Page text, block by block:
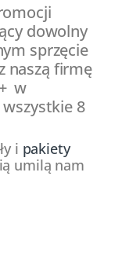
dowolny
sprzęcie
naszą firmę
w
8
i pakiety
umilą nam